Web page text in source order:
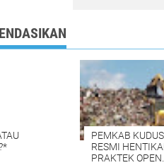
PEMKAB KUDUS
RESMI HENTIKAN
PRAKTEK OPEN